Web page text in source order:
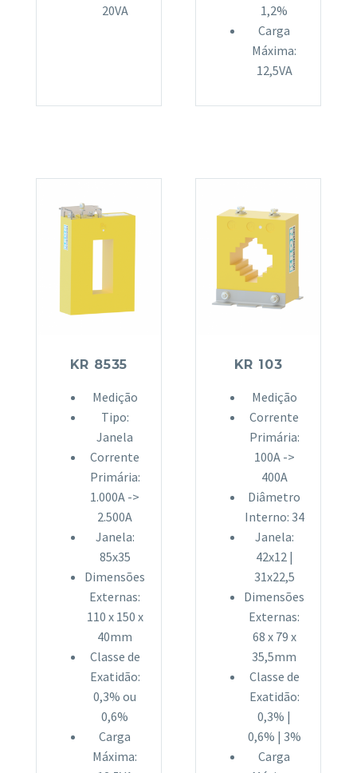
20VA
1,2%
Carga
Máxima:
12,5VA
KR 8535
Medição
Tipo:
Janela
Corrente
Primária:
1.000A ->
2.500A
Janela:
85x35
Dimensões
Externas:
110 x 150 x
40mm
Classe de
Exatidão:
0,3% ou
0,6%
Carga
Máxima:
KR 103
Medição
Corrente
Primária:
100A ->
400A
Diâmetro
Interno: 34
Janela:
42x12 |
31x22,5
Dimensões
Externas:
68 x 79 x
35,5mm
Classe de
Exatidão:
0,3% |
0,6% | 3%
Carga